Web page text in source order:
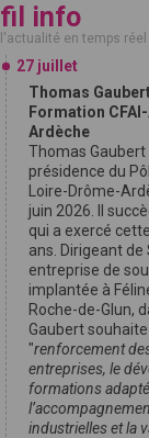
fil info
l'actualité en temps réel
27 juillet
Thomas
Formation
Ardèche
Thomas Gaubert
présidence du
Loire-Drôme-
juin 2026. Il
qui a exercé
ans. Dirigeant de
entreprise de
implantée à
Roche-de-Glun,
Gaubert
"renforcement
entreprises, le
formations
industrielles et la